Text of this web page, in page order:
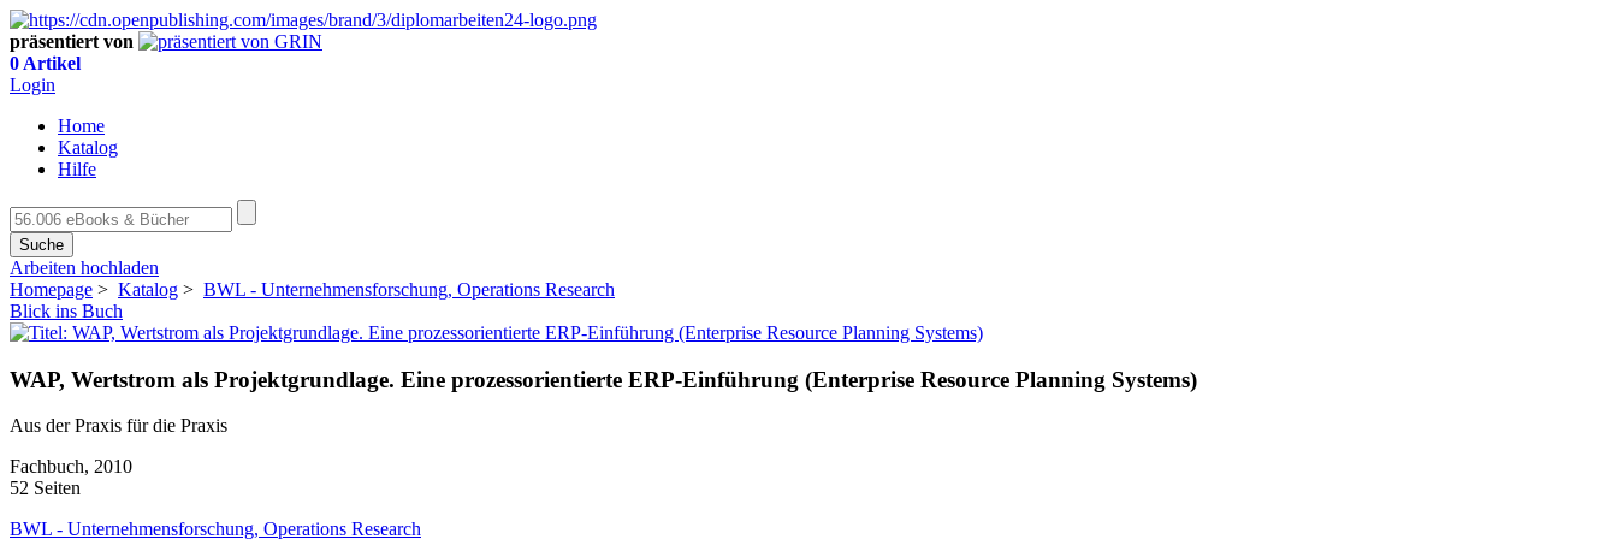
präsentiert von
0 Artikel
Login
Home
Katalog
Hilfe
Suche
Arbeiten hochladen
Homepage > Katalog > BWL - Unternehmensforschung, Operations Research
Blick ins Buch
WAP, Wertstrom als Projektgrundlage. Eine prozessorientierte ERP-Einführung (Enterprise Resource Planning Systems)
Aus der Praxis für die Praxis
Fachbuch, 2010
52 Seiten
BWL - Unternehmensforschung, Operations Research